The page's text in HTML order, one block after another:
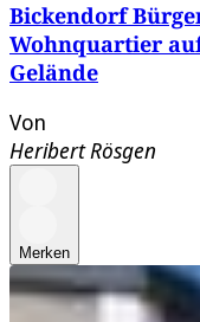
Bickendorf
Wohnquartier
Gelände
Von
Heribert Rösgen
Merken